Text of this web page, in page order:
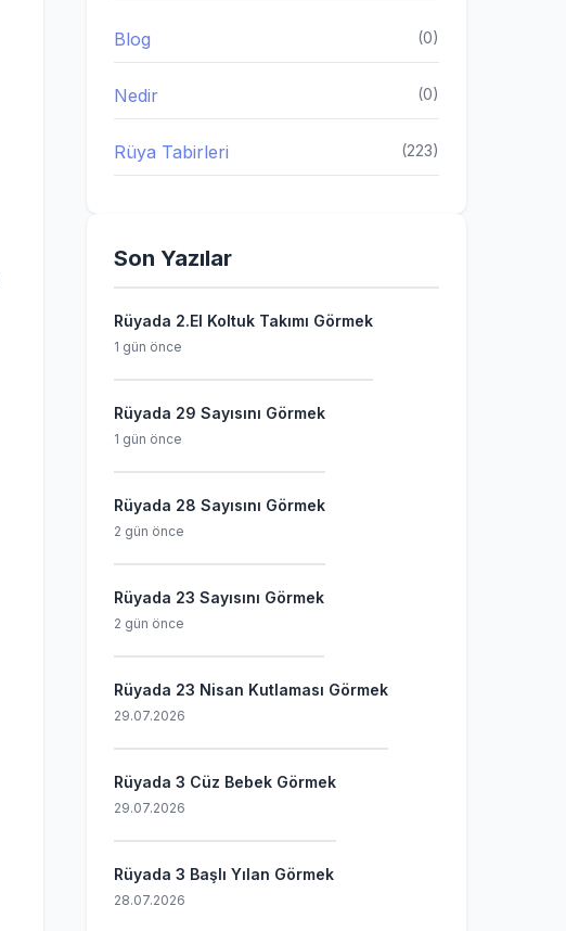
Blog (0)
Nedir (0)
Rüya Tabirleri (223)
Son Yazılar
Rüyada 2.El Koltuk Takımı Görmek
1 gün önce
Rüyada 29 Sayısını Görmek
1 gün önce
Rüyada 28 Sayısını Görmek
2 gün önce
Rüyada 23 Sayısını Görmek
2 gün önce
Rüyada 23 Nisan Kutlaması Görmek
29.07.2026
Rüyada 3 Cüz Bebek Görmek
29.07.2026
Rüyada 3 Başlı Yılan Görmek
28.07.2026